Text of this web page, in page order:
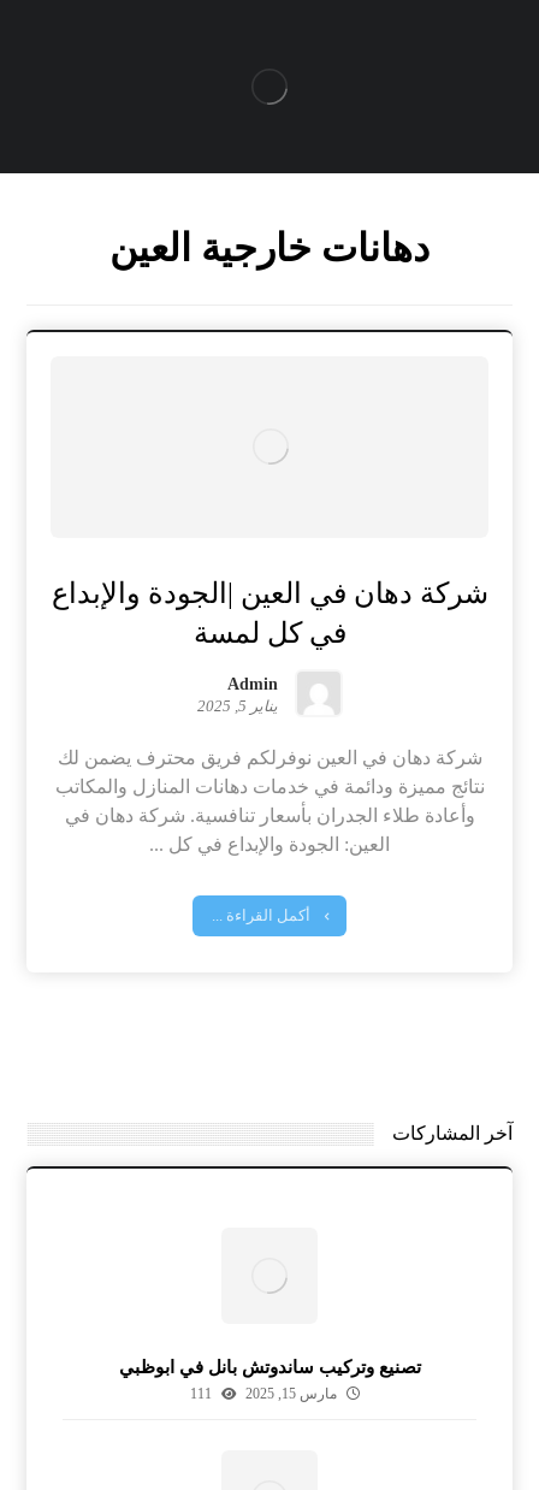
دهانات خارجية العين
شركة دهان في العين |الجودة والإبداع
في كل لمسة
Admin
يناير 5, 2025
شركة دهان في العين نوفرلكم فريق محترف يضمن لك
نتائج مميزة ودائمة في خدمات دهانات المنازل والمكاتب
وأعادة طلاء الجدران بأسعار تنافسية. شركة دهان في
العين: الجودة والإبداع في كل ...
أكمل القراءة ...
آخر المشاركات
تصنيع وتركيب ساندوتش بانل في ابوظبي
مارس 15, 2025 111